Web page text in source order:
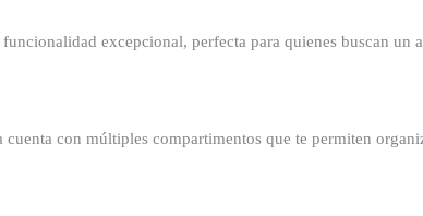
excepcional, perfecta para quienes buscan
con múltiples compartimentos que te permiten